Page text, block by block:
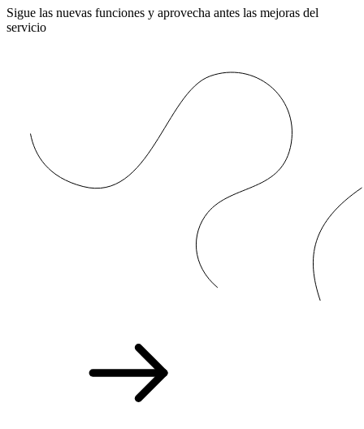
Sigue las nuevas funciones y aprovecha antes las mejoras del
servicio